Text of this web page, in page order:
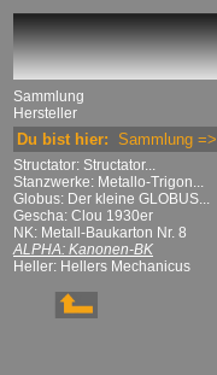
Sammlung
Hersteller
Du bist hier: Sammlung =>
Structator: Structator...
Stanzwerke: Metallo-Trigon...
Globus: Der kleine GLOBUS...
Gescha: Clou 1930er
NK: Metall-Baukarton Nr. 8
ALPHA: Kanonen-BK
Heller: Hellers Mechanicus